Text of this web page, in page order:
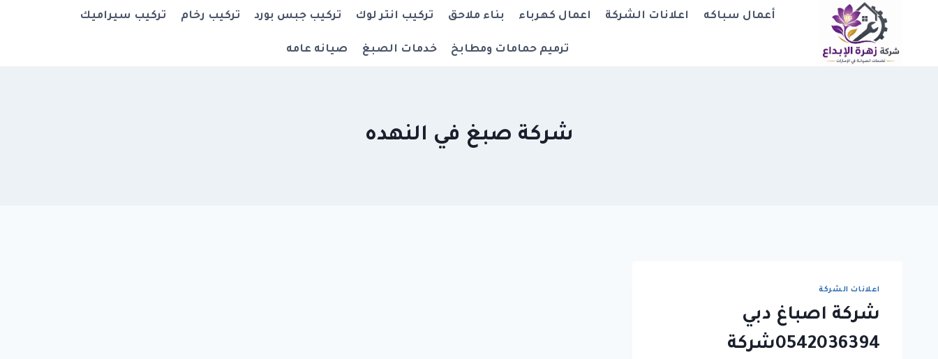
المحتوى
أعمال سباكه اعلانات الشركة اعمال كهرباء بناء ملاحق تركيب انتر لوك تركيب جبس بورد تركيب رخام تركيب سيراميك
ترميم حمامات ومطابخ خدمات الصبغ صيانه عامه
شركة صبغ في النهده
اعلانات الشركة
شركة اصباغ دبي
0542036394شركة